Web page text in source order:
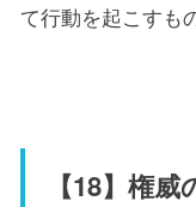
て行動を起こすも
【18】権